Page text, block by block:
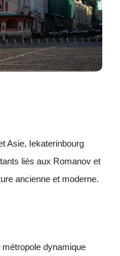
Asie, Iekaterinbourg
liés aux Romanov et
ancienne et moderne.
métropole dynamique